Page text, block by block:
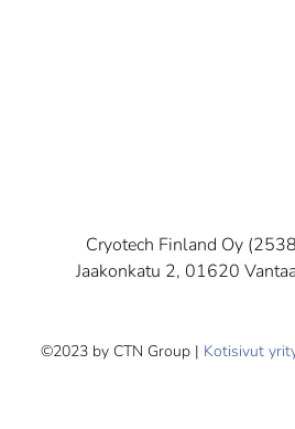
Cryotech Finland Oy
Jaakonkatu 2, 01620
©2023 by CTN Group | Kotisivut